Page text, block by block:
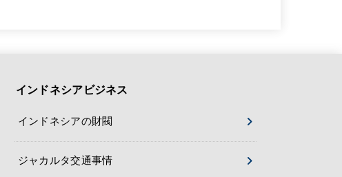
インドネシアビジネス
インドネシアの財閥
ジャカルタ交通事情